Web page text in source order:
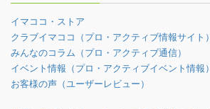
イマココ・ストア
クラブイマココ（プロ・アクティブ情報サイト）
みんなのコラム（プロ・アクティブ通信）
イベント情報（プロ・アクティブイベント情報）
お客様の声（ユーザーレビュー）